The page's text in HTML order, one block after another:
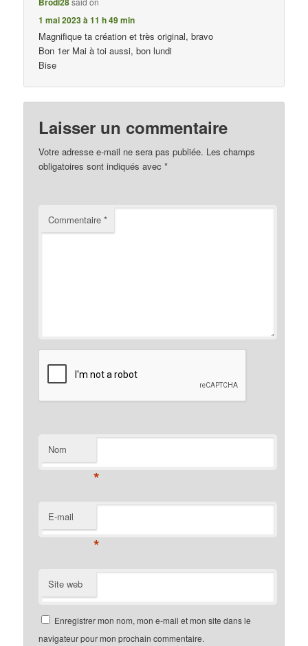
1 mai 2023 à 11 h 49 min
Magnifique ta création et très original, bravo
Bon 1er Mai à toi aussi, bon lundi
Bise
Laisser un commentaire
Votre adresse e-mail ne sera pas publiée. Les champs
obligatoires sont indiqués avec*
Commentaire*
Nom
*
E-mail
*
Site web
Enregistrer mon nom, mon e-mail et mon site dans le
navigateur pour mon prochain commentaire.